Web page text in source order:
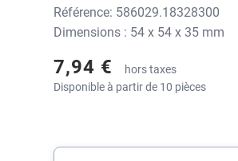
Référence: 586029.18328300
Dimensions : 54 x 54 x 35 mm
7,94 €
hors taxes
Disponible à partir de 10 pièces